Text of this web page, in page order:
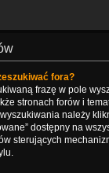
fora?
frazę w pole
stronach forów i
należy
dostępny na
sterujących